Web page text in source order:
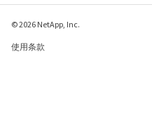
© 2026 NetApp, Inc.
使用条款